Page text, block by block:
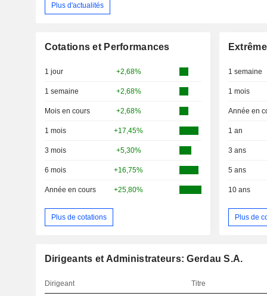
Plus d'actualités
Cotations et Performances
1 jour +2,68%
1 semaine +2,68%
Mois en cours +2,68%
1 mois +17,45%
3 mois +5,30%
6 mois +16,75%
Année en cours +25,80%
Plus de cotations
1 semaine
1 mois
Année en
1 an
3 ans
5 ans
10 ans
Plus de
Dirigeants et Administrateurs: Gerdau S.A.
Dirigeant Titre